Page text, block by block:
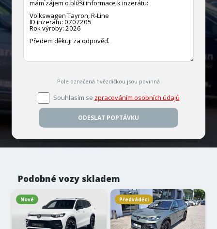
Pole označená hvězdičkou jsou povinná
Souhlasím se zpracováním osobních údajů
ODESLAT POPTÁVKU
Podobné vozy skladem
Nové Předváděcí